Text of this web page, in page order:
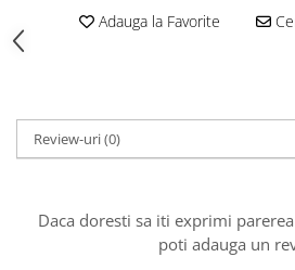
Adauga la Favorite
Review-uri(0)
Daca doresti sa iti exprimi
poti adauga un